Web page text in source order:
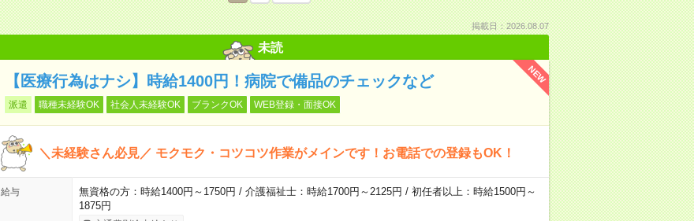
掲載日：2026.08.07
未読
NEW
【医療行為はナシ】時給1400円！病院で備品のチェックなど
派遣 職種未経験OK 社会人未経験OK ブランクOK WEB登録・面接OK
＼未経験さん必見／ モクモク・コツコツ作業がメインです！お電話での登録もOK！
給与
無資格の方：時給1400円～1750円 / 介護福祉士：時給1700円～2125円 / 初任者以上：時給1500円～
1875円